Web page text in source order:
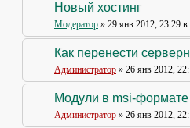
Новый хостинг
Модератор » 29 янв 2012, 23:29
Как перенести
Администратор » 26 янв 2012,
Модули в msi-формате
Администратор » 26 янв 2012,